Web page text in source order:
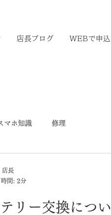
店長ブログ WEBで申込
マホ知識 修理
リー交換につい
店長
時間: 2分